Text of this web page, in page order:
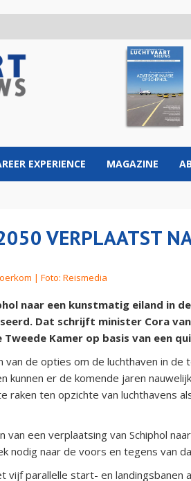
EXPERIENCE MAGAZINE
VERPLAATST
| Foto: Reismedia
naar een kunstmatig eiland in
Dat schrijft minister Cora
Kamer op basis van een
van de opties om de luchthaven in
kunnen er de komende jaren
raken ten opzichte van luchthavens
een verplaatsing van Schiphol
nodig naar de voors en tegens van
parallelle start- en landingsbanen